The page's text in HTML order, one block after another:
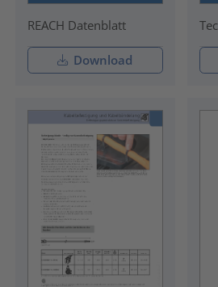
REACH Datenblatt
Download